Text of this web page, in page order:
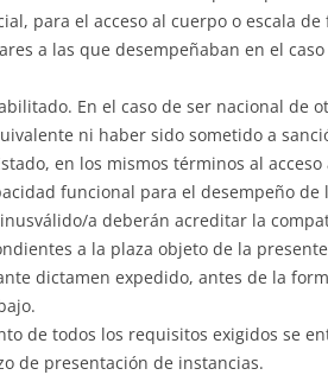
para el acceso al cuerpo o escala
a las que desempeñaban en el
En el caso de ser nacional de
ni haber sido sometido a
en los mismos términos al
funcional para el desempeño
a deberán acreditar la
a la plaza objeto de la
dictamen expedido, antes de la
de todos los requisitos exigidos se
de presentación de instancias.